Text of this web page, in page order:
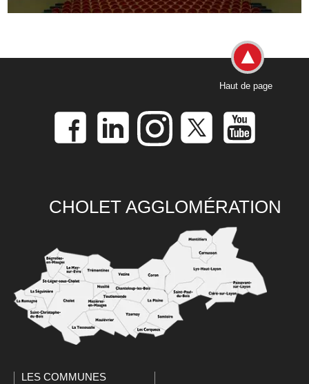
Haut de page
CHOLET AGGLOMÉRATION
LES COMMUNES